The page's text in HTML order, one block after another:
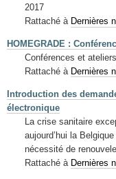
2017
Rattaché à Dernières
HOMEGRADE :
Conférences et
Rattaché à Dernières
Introduction des
électronique
La crise sanitaire
aujourd’hui la
nécessité de
Rattaché à Dernières